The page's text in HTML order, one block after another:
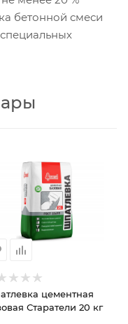
бетонной смеси
цементная
Старатели 20 кг